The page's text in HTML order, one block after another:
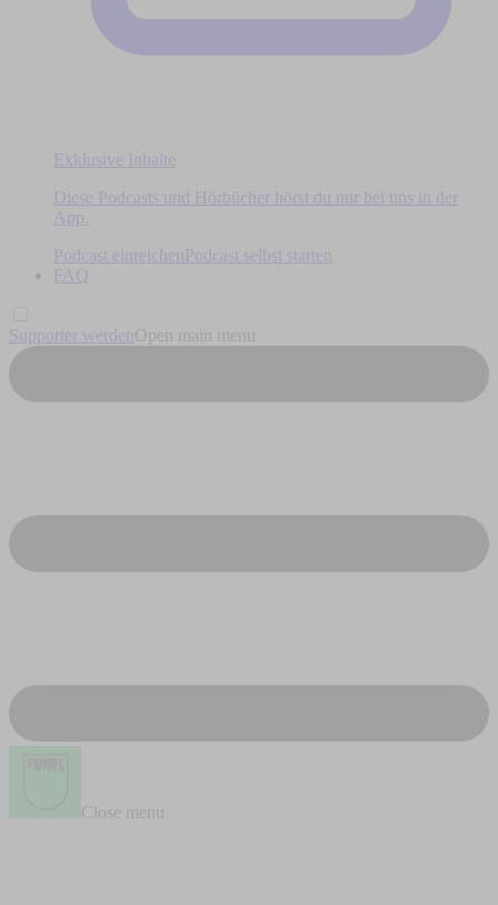
Exklusive Inhalte
Diese Podcasts und Hörbücher hörst du nur bei uns in der
App.
Podcast einreichen
Podcast selbst starten
FAQ
Supporter werden Open main menu
Close menu